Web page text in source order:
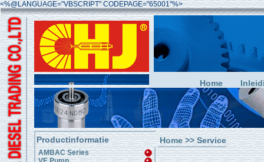
<%@LANGUAGE="VBSCRIPT" CODEPAGE="65001"%>
Home
Productinformatie
AMBAC Series
Home>> Service